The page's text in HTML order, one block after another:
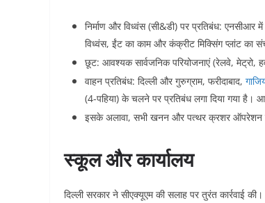
निर्माण और विध्वंस (सी&डी) पर प्रतिबंध: एनसीआर
विध्वंस, ईंट का काम और कंक्रीट मिक्सिंग प्लांट का
छूट: आवश्यक सार्वजनिक परियोजनाएं (रेलवे, मेट्रो,
वाहन प्रतिबंध: दिल्ली और गुरुग्राम, फरीदाबाद,
(4-पहिया) के चलने पर प्रतिबंध लगा दिया गया
इसके अलावा, सभी खनन और पत्थर क्रशर ऑपरेशन
स्कूल और कार्यालय
दिल्ली सरकार ने सीएक्यूएम की सलाह पर तुरंत कार्रवाई